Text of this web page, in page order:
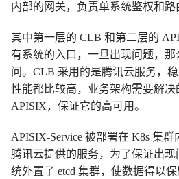
内部的网关，负责单系统鉴权和路
其中第一层的 CLB 和第二层的
有系统的入口，一旦出现问题，
问。CLB 采用的是腾讯云服务，
性能都比较高，业务架构需要解
APISIX，保证它的高可用。
APISIX-Service 被部署在 K8s 集
腾讯云提供的服务，为了保证出
统外置了 etcd 集群，使数据得以